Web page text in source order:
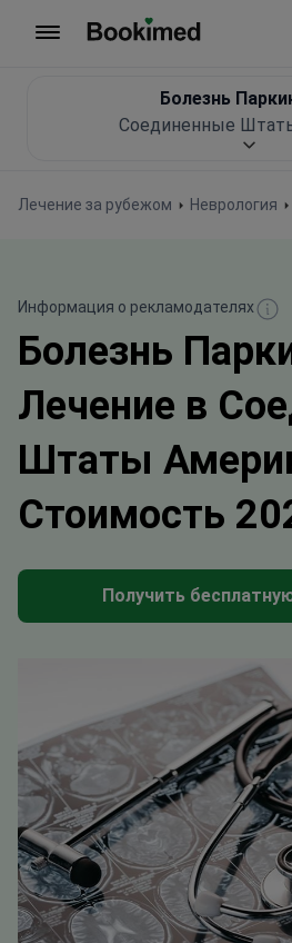
Лечение за рубежом Неврология
Болезнь
Соединенные
Информация о рекламодателях
Болезнь
Лечение в
Штаты
Стоимость
Получить